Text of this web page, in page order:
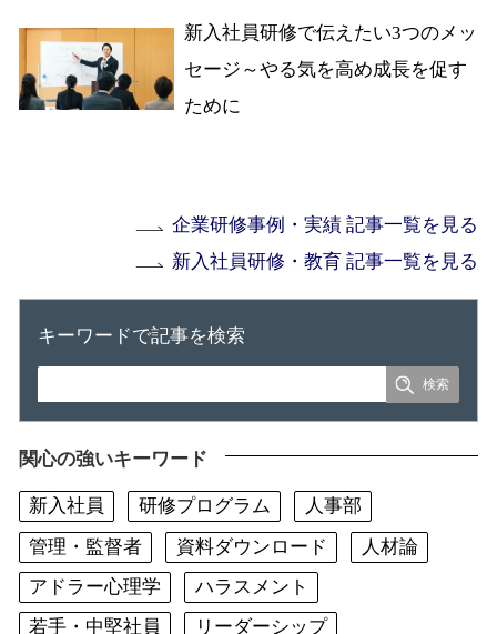
新入社員研修で伝えたい3つのメッ
セージ～やる気を高め成長を促す
ために
企業研修事例・実績 記事一覧を見る
新入社員研修・教育 記事一覧を見る
キーワードで記事を検索
関心の強いキーワード
新入社員 研修プログラム
人事部
管理・監督者
資料ダウンロード
人材論
アドラー心理学
ハラスメント
若手・中堅社員
リーダーシップ